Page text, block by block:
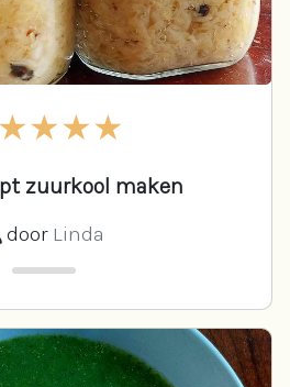
zuurkool maken
door Linda